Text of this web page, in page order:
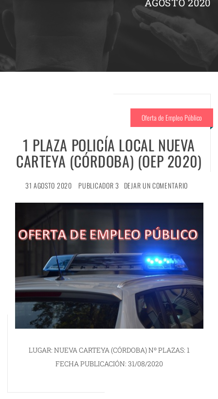
Oferta de Empleo Público
1 PLAZA POLICÍA LOCAL NUEVA
CARTEYA (CÓRDOBA) (OEP 2020)
31 AGOSTO 2020 PUBLICADOR 3 DEJAR UN COMENTARIO
LUGAR: NUEVA CARTEYA (CÓRDOBA) Nº PLAZAS: 1
FECHA PUBLICACIÓN: 31/08/2020